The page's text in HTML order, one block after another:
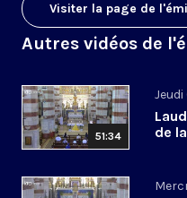
Visiter la page de
Autres vidéos de
51:34
de